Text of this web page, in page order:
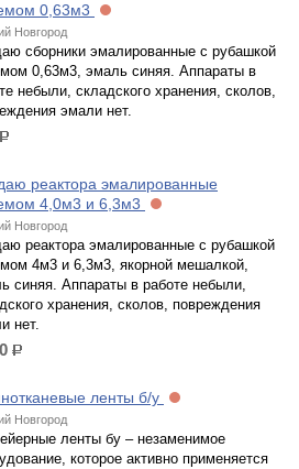
0,63м3
Новгород
сборники эмалированные с рубашкой
0,63м3, эмаль синяя. Аппараты в
небыли, складского хранения, сколов,
эмали нет.
р.
реактора эмалированные
4,0м3 и 6,3м3
Новгород
реактора эмалированные с рубашкой
4м3 и 6,3м3, якорной мешалкой,
синяя. Аппараты в работе небыли,
хранения, сколов, повреждения
нет.
р.
ленты б/у
Новгород
ленты бу – незаменимое
которое активно применяется